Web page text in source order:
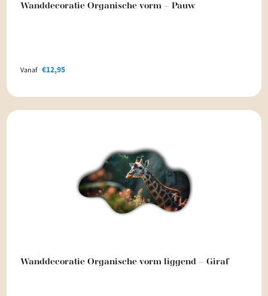
Wanddecoratie Organische vorm – Pauw
Vanaf €12,95
Wanddecoratie Organische vorm liggend – Giraf